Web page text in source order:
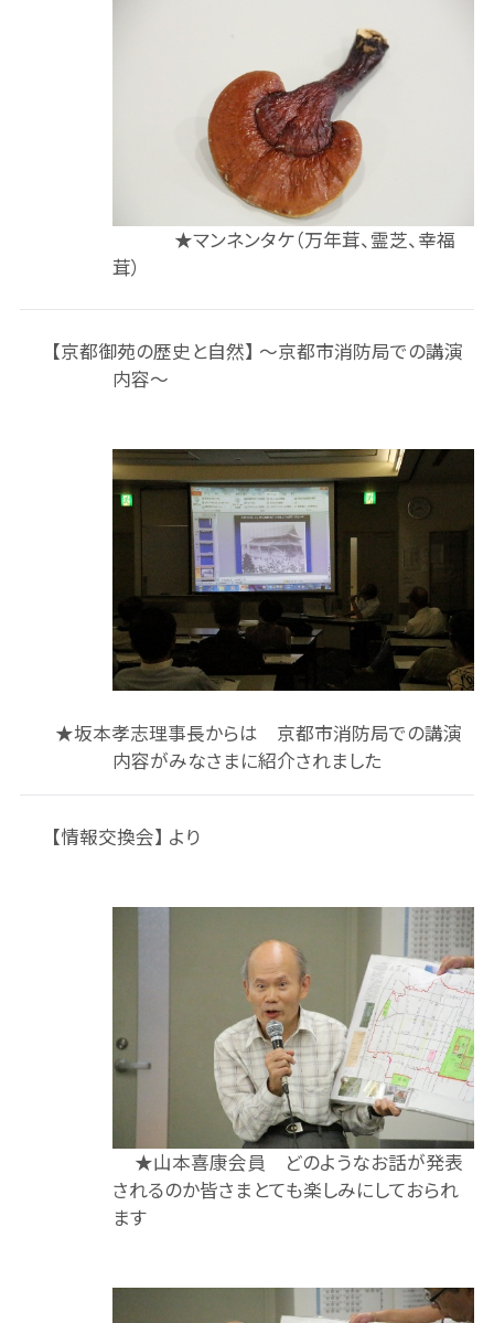
★マンネンタケ（万年茸、霊芝、幸福
茸）
【京都御苑の歴史と自然】 ～京都市消防局での講演
内容～
★坂本孝志理事長からは 京都市消防局での講演
内容がみなさまに紹介されました
【情報交換会】 より
★山本喜康会員 どのようなお話が発表
されるのか皆さまとても楽しみにしておられ
ます